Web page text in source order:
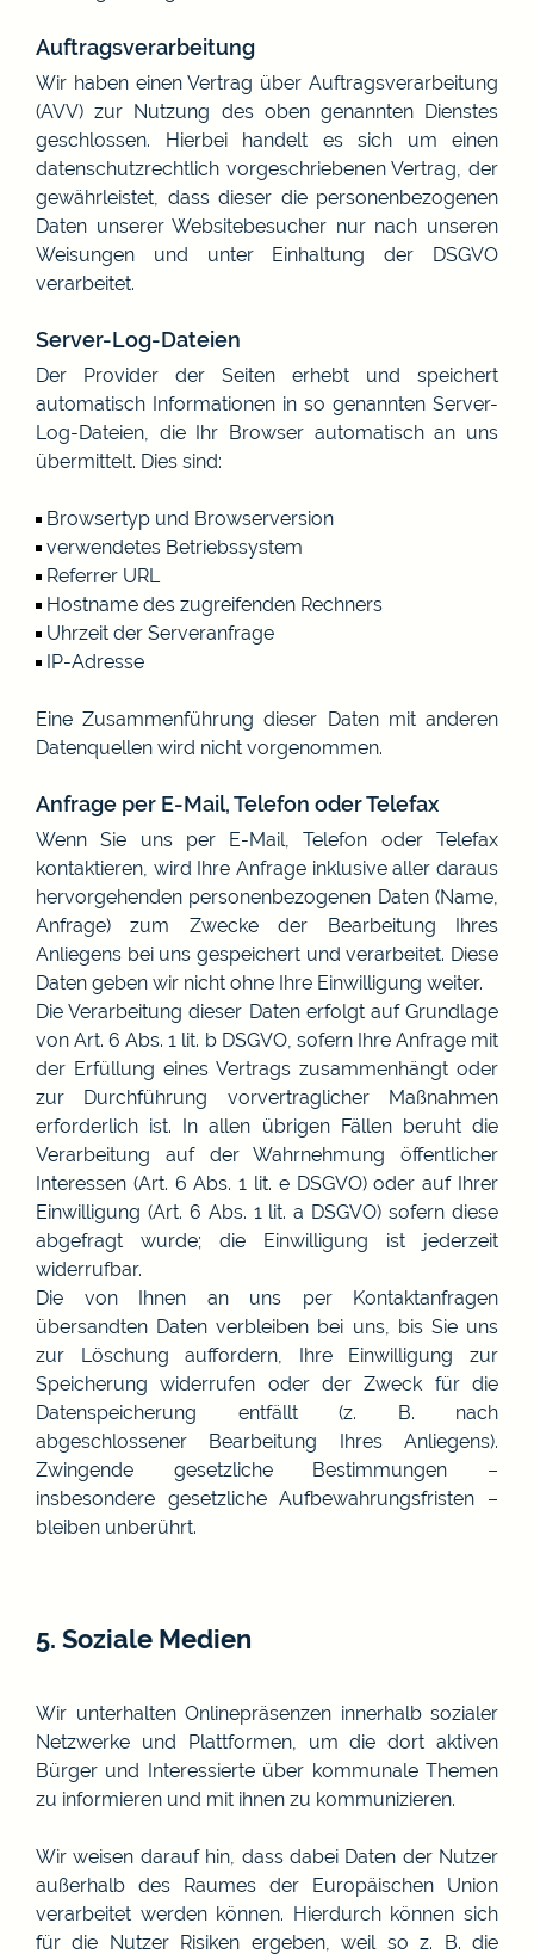
Auftragsverarbeitung
Wir haben einen Vertrag über Auftragsverarbeitung
(AVV) zur Nutzung des oben genannten Dienstes
geschlossen. Hierbei handelt es sich um einen
datenschutzrechtlich vorgeschriebenen Vertrag, der
gewährleistet, dass dieser die personenbezogenen
Daten unserer Websitebesucher nur nach unseren
Weisungen und unter Einhaltung der DSGVO
verarbeitet.
Server-Log-Dateien
Der Provider der Seiten erhebt und speichert
automatisch Informationen in so genannten Server-
Log-Dateien, die Ihr Browser automatisch an uns
übermittelt. Dies sind:
Browsertyp und Browserversion
verwendetes Betriebssystem
Referrer URL
Hostname des zugreifenden Rechners
Uhrzeit der Serveranfrage
IP-Adresse
Eine Zusammenführung dieser Daten mit anderen
Datenquellen wird nicht vorgenommen.
Anfrage per E-Mail, Telefon oder Telefax
Wenn Sie uns per E-Mail, Telefon oder Telefax
kontaktieren, wird Ihre Anfrage inklusive aller daraus
hervorgehenden personenbezogenen Daten (Name,
Anfrage) zum Zwecke der Bearbeitung Ihres
Anliegens bei uns gespeichert und verarbeitet. Diese
Daten geben wir nicht ohne Ihre Einwilligung weiter.
Die Verarbeitung dieser Daten erfolgt auf Grundlage
von Art. 6 Abs. 1 lit. b DSGVO, sofern Ihre Anfrage mit
der Erfüllung eines Vertrags zusammenhängt oder
zur Durchführung vorvertraglicher Maßnahmen
erforderlich ist. In allen übrigen Fällen beruht die
Verarbeitung auf der Wahrnehmung öffentlicher
Interessen (Art. 6 Abs. 1 lit. e DSGVO) oder auf Ihrer
Einwilligung (Art. 6 Abs. 1 lit. a DSGVO) sofern diese
abgefragt wurde; die Einwilligung ist jederzeit
widerrufbar.
Die von Ihnen an uns per Kontaktanfragen
übersandten Daten verbleiben bei uns, bis Sie uns
zur Löschung auffordern, Ihre Einwilligung zur
Speicherung widerrufen oder der Zweck für die
Datenspeicherung entfällt (z. B. nach
abgeschlossener Bearbeitung Ihres Anliegens).
Zwingende gesetzliche Bestimmungen –
insbesondere gesetzliche Aufbewahrungsfristen –
bleiben unberührt.
5. Soziale Medien
Wir unterhalten Onlinepräsenzen innerhalb sozialer
Netzwerke und Plattformen, um die dort aktiven
Bürger und Interessierte über kommunale Themen
zu informieren und mit ihnen zu kommunizieren.
Wir weisen darauf hin, dass dabei Daten der Nutzer
außerhalb des Raumes der Europäischen Union
verarbeitet werden können. Hierdurch können sich
für die Nutzer Risiken ergeben, weil so z. B. die